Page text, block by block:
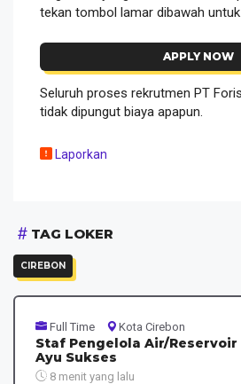
tekan tombol lamar dibawah
APPLY NOW
Seluruh proses rekrutmen PT
tidak dipungut biaya apapun.
Laporkan
TAG LOKER
CIREBON
Full Time Kota Cirebon
Staf Pengelola Air/
Ayu Sukses
8 menit yang lalu